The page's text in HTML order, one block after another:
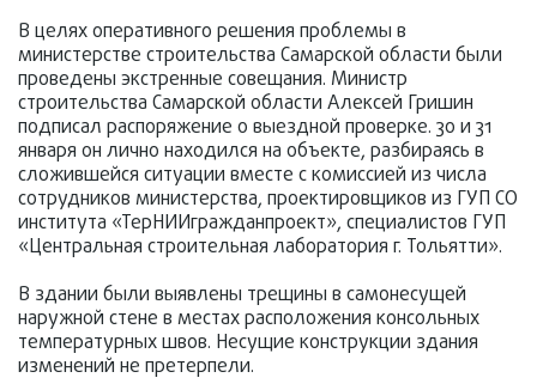
В целях оперативного решения проблемы в
министерстве строительства Самарской области были
проведены экстренные совещания. Министр
строительства Самарской области Алексей Гришин
подписал распоряжение о выездной проверке. 30 и 31
января он лично находился на объекте, разбираясь в
сложившейся ситуации вместе с комиссией из числа
сотрудников министерства, проектировщиков из ГУП СО
института «ТерНИИгражданпроект», специалистов ГУП
«Центральная строительная лаборатория г. Тольятти».
В здании были выявлены трещины в самонесущей
наружной стене в местах расположения консольных
температурных швов. Несущие конструкции здания
изменений не претерпели.